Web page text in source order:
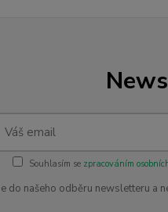
Souhlasím se zpracováním
do našeho odběru newsletteru a